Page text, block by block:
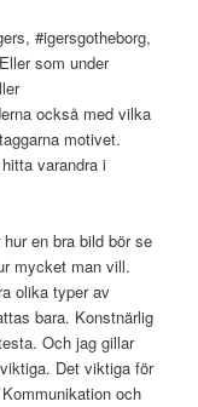
#igersgotheborg,
som under
också med vilka
motivet.
varandra i
en bra bild bör se
mycket man vill.
olika typer av
bara. Konstnärlig
Och jag gillar
Det viktiga för
och